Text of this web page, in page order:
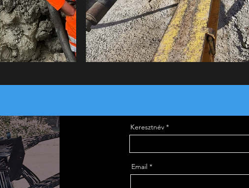
Keresztnév
Email